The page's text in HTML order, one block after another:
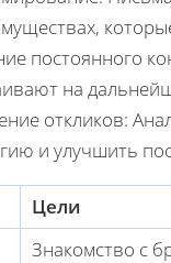
постоянного
на
откликов:
и улучшить
Цели
Знакомство с